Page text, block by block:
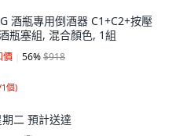
酒瓶專用倒酒器 C1+C2+按壓
瓶塞組, 混合顏色, 1組
價 56%$918
個)
二 預計送達